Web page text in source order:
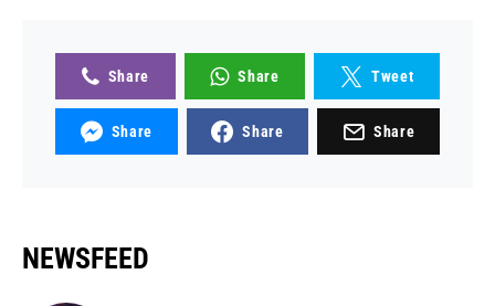
Share Share Tweet
Share Share Share
NEWSFEED